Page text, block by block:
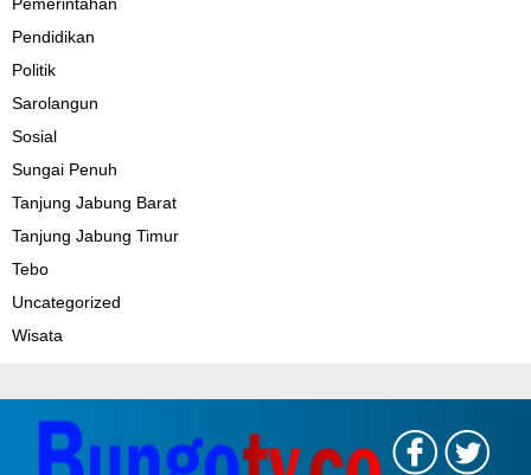
Pendidikan
Politik
Sarolangun
Sosial
Sungai Penuh
Tanjung Jabung Barat
Tanjung Jabung Timur
Tebo
Uncategorized
Wisata